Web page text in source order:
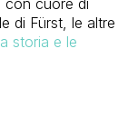
di Fürst, le altre
storia e le